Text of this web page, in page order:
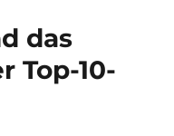
das
Top-10-